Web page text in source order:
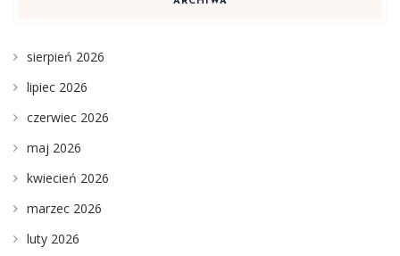
sierpień 2026
lipiec 2026
czerwiec 2026
maj 2026
kwiecień 2026
marzec 2026
luty 2026